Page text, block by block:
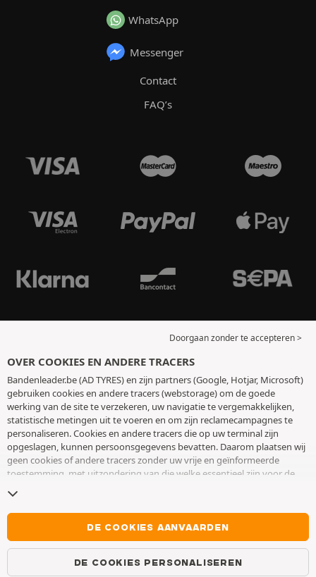
WhatsApp
Messenger
Contact
FAQ’s
Doorgaan zonder te accepteren >
OVER COOKIES EN ANDERE TRACERS
Bandenleader.be (AD TYRES) en zijn partners (Google, Hotjar, Microsoft)
gebruiken cookies en andere tracers (webstorage) om de goede
werking van de site te verzekeren, uw navigatie te vergemakkelijken,
statistische metingen uit te voeren en om zijn reclamecampagnes te
personaliseren. Cookies en andere tracers die op uw terminal zijn
opgeslagen, kunnen persoonsgegevens bevatten. Daarom plaatsen wij
geen cookies of andere tracers zonder uw vrije en geïnformeerde
toestemming, met uitzondering van die welke essentieel zijn voor de
toestemming op elk moment intrekken door naar de pagina over
cookies en andere tracerste gaan. U kunt ervoor kiezen om verder te
surfen zonder het deponeren van cookies of andere tracers te
aanvaarden. Weigering verhindert de toegang tot diensten niet AD
TYRES. Voor meer informatie,
DE COOKIES AANVAARDEN
DE COOKIES PERSONALISEREN